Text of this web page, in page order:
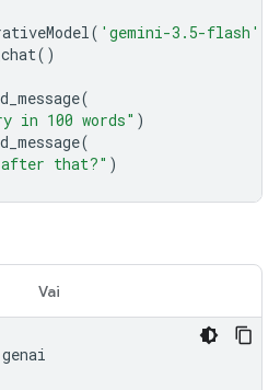
( 'gemini-3.5-flash'
()
(
in 100 words" )
(
after that?" )
Vai
genai